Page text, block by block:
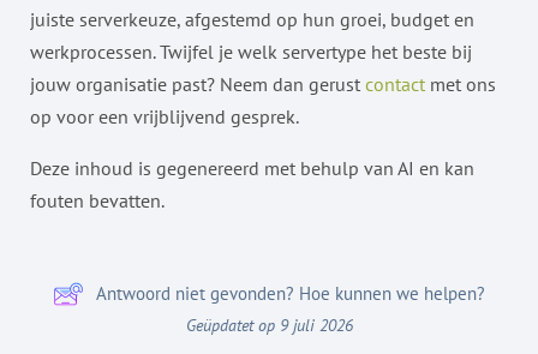
juiste serverkeuze, afgestemd op hun groei, budget en
werkprocessen. Twijfel je welk servertype het beste bij
jouw organisatie past? Neem dan gerust contact met ons
op voor een vrijblijvend gesprek.
Deze inhoud is gegenereerd met behulp van AI en kan
fouten bevatten.
Antwoord niet gevonden? Hoe kunnen we helpen?
Geüpdatet op 9 juli 2026